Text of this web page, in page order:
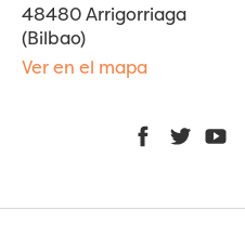
48480 Arrigorriaga
(Bilbao)
Ver en el mapa
Facebook